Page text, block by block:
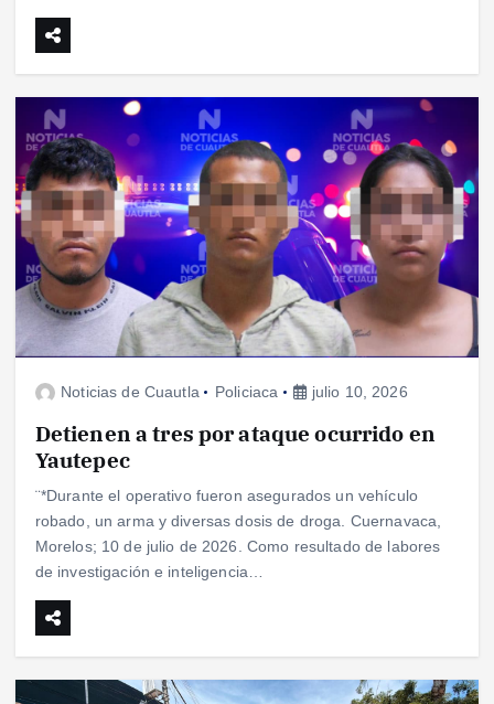
Noticias de Cuautla Policiaca julio 10, 2026
Detienen a tres por ataque ocurrido en
Yautepec
¨*Durante el operativo fueron asegurados un vehículo
robado, un arma y diversas dosis de droga. Cuernavaca,
Morelos; 10 de julio de 2026. Como resultado de labores
de investigación e inteligencia…